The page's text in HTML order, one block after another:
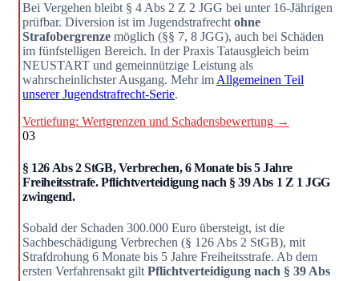
Bei Vergehen bleibt § 4 Abs 2 Z 2 JGG bei unter 16-Jährigen
prüfbar. Diversion ist im Jugendstrafrecht ohne
Strafobergrenze möglich (§§ 7, 8 JGG), auch bei Schäden
im fünfstelligen Bereich. In der Praxis Tatausgleich beim
NEUSTART und gemeinnützige Leistung als
wahrscheinlichster Ausgang. Mehr im Allgemeinen Teil
unserer Jugendstrafrecht-Serie.
Vertiefung: Wertgrenzen und Schadensbewertung →
03
§ 126 Abs 2 StGB, Verbrechen, 6 Monate bis 5 Jahre
Freiheitsstrafe. Pflichtverteidigung nach § 39 Abs 1 Z 1 JGG
zwingend.
Sobald der Schaden 300.000 Euro übersteigt, ist die
Sachbeschädigung Verbrechen (§ 126 Abs 2 StGB), mit
Strafdrohung 6 Monate bis 5 Jahre Freiheitsstrafe. Ab dem
ersten Verfahrensakt gilt Pflichtverteidigung nach § 39 Abs